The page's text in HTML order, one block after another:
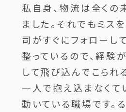
私自身、物流は全くの
ました。それでもミス
司がすぐにフォローし
整っているので、経験
して飛び込んでこられ
一人で抱え込まなくて
動いている職場です